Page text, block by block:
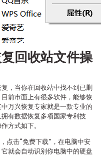
回收站文件操
，当你在回收站中找不到已删
前市面上有很多软件，能够恢
万兴恢复专家就是一款专业的
有数据恢复多项国家专利技
方式如下。
点击“免费下载”，在电脑中安
就会自动识别你电脑中的硬盘